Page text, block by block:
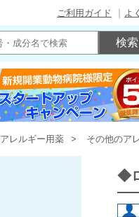
ご利用ガイド よ
アレルギー用薬 その他のア
◆